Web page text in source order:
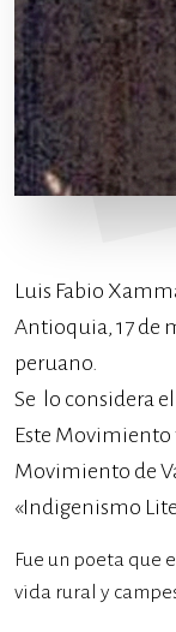
Luis Fabio
Antioquia, 17 de
peruano.
Se lo considera
Este Movimiento
Movimiento de
«Indigenismo
Fue un poeta que
vida rural y